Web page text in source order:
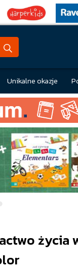
Unikalne okazje
życia